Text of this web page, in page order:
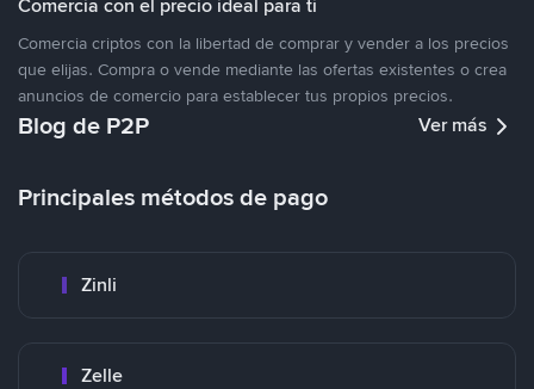
Comercia con el precio ideal para ti
Comercia criptos con la libertad de comprar y vender a los precios
que elijas. Compra o vende mediante las ofertas existentes o crea
anuncios de comercio para establecer tus propios precios.
Blog de P2P Ver más
Principales métodos de pago
Zinli
Zelle